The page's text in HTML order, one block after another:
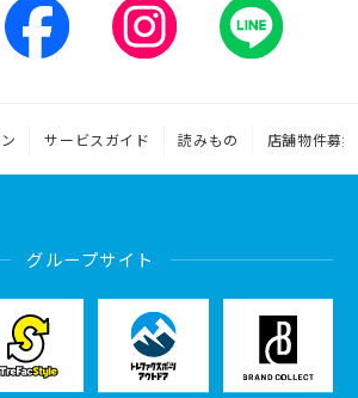
サービスガイド 読みもの 店舗物件募集
グループサイト